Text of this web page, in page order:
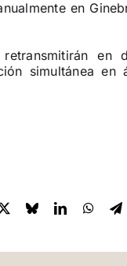
en
simultánea